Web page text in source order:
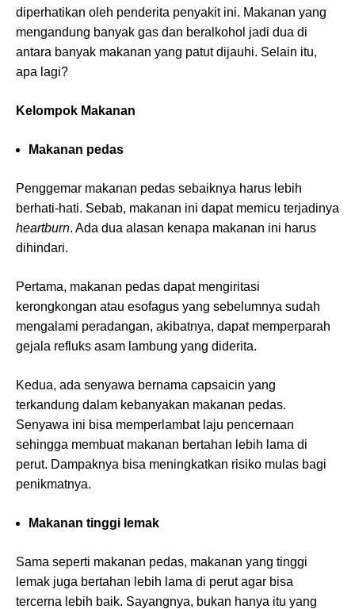
diperhatikan oleh penderita penyakit ini. Makanan yang
mengandung banyak gas dan beralkohol jadi dua di
antara banyak makanan yang patut dijauhi. Selain itu,
apa lagi?
Kelompok Makanan
Makanan pedas
Penggemar makanan pedas sebaiknya harus lebih
berhati-hati. Sebab, makanan ini dapat memicu terjadinya
heartburn. Ada dua alasan kenapa makanan ini harus
dihindari.
Pertama, makanan pedas dapat mengiritasi
kerongkongan atau esofagus yang sebelumnya sudah
mengalami peradangan, akibatnya, dapat memperparah
gejala refluks asam lambung yang diderita.
Kedua, ada senyawa bernama capsaicin yang
terkandung dalam kebanyakan makanan pedas.
Senyawa ini bisa memperlambat laju pencernaan
sehingga membuat makanan bertahan lebih lama di
perut. Dampaknya bisa meningkatkan risiko mulas bagi
penikmatnya.
Makanan tinggi lemak
Sama seperti makanan pedas, makanan yang tinggi
lemak juga bertahan lebih lama di perut agar bisa
tercerna lebih baik. Sayangnya, bukan hanya itu yang